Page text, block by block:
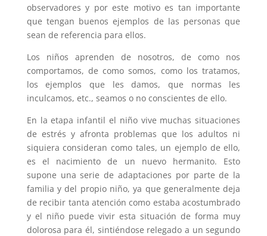
observadores y por este motivo es tan importante
que tengan buenos ejemplos de las personas que
sean de referencia para ellos.
Los niños aprenden de nosotros, de como nos
comportamos, de como somos, como los tratamos,
los ejemplos que les damos, que normas les
inculcamos, etc., seamos o no conscientes de ello.
En la etapa infantil el niño vive muchas situaciones
de estrés y afronta problemas que los adultos ni
siquiera consideran como tales, un ejemplo de ello,
es el nacimiento de un nuevo hermanito. Esto
supone una serie de adaptaciones por parte de la
familia y del propio niño, ya que generalmente deja
de recibir tanta atención como estaba acostumbrado
y el niño puede vivir esta situación de forma muy
dolorosa para él, sintiéndose relegado a un segundo